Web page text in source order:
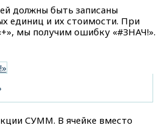
должны быть записаны
единиц и их стоимости. При
мы получим ошибку «#ЗНАЧ!».
СУММ. В ячейке вместо